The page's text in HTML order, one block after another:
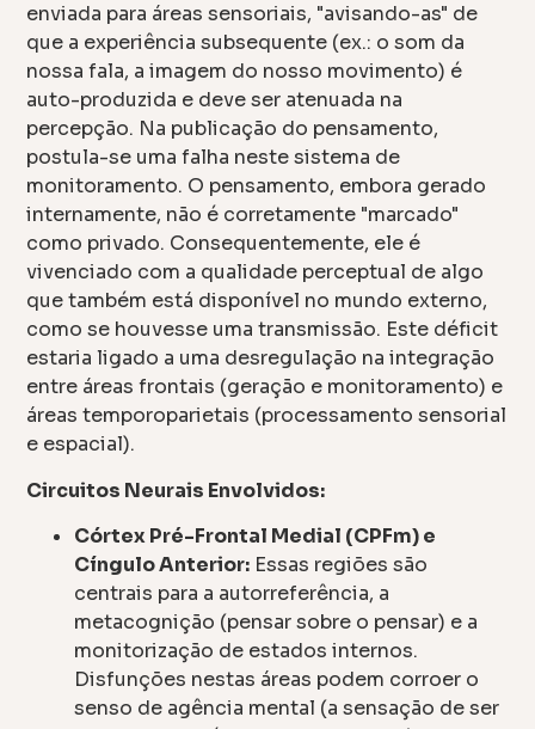
enviada para áreas sensoriais, "avisando-as" de
que a experiência subsequente (ex.: o som da
nossa fala, a imagem do nosso movimento) é
auto-produzida e deve ser atenuada na
percepção. Na publicação do pensamento,
postula-se uma falha neste sistema de
monitoramento. O pensamento, embora gerado
internamente, não é corretamente "marcado"
como privado. Consequentemente, ele é
vivenciado com a qualidade perceptual de algo
que também está disponível no mundo externo,
como se houvesse uma transmissão. Este déficit
estaria ligado a uma desregulação na integração
entre áreas frontais (geração e monitoramento) e
áreas temporoparietais (processamento sensorial
e espacial).
Circuitos Neurais Envolvidos:
Córtex Pré-Frontal Medial (CPFm) e
Cíngulo Anterior: Essas regiões são
centrais para a autorreferência, a
metacognição (pensar sobre o pensar) e a
monitorização de estados internos.
Disfunções nestas áreas podem corroer o
senso de agência mental (a sensação de ser